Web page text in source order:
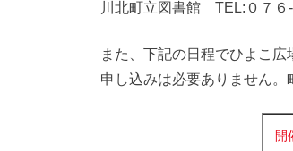
川北町立図書館 TEL:０７６
また、下記の日程でひよこ広
申し込みは必要ありません。
開